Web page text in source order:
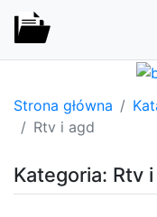
Strona główna
Rtv i agd
Kategoria: Rtv